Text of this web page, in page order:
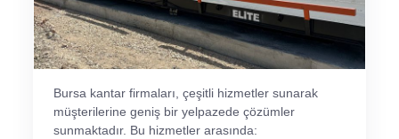
Bursa kantar firmaları, çeşitli hizmetler sunarak
müşterilerine geniş bir yelpazede çözümler
sunmaktadır. Bu hizmetler arasında: